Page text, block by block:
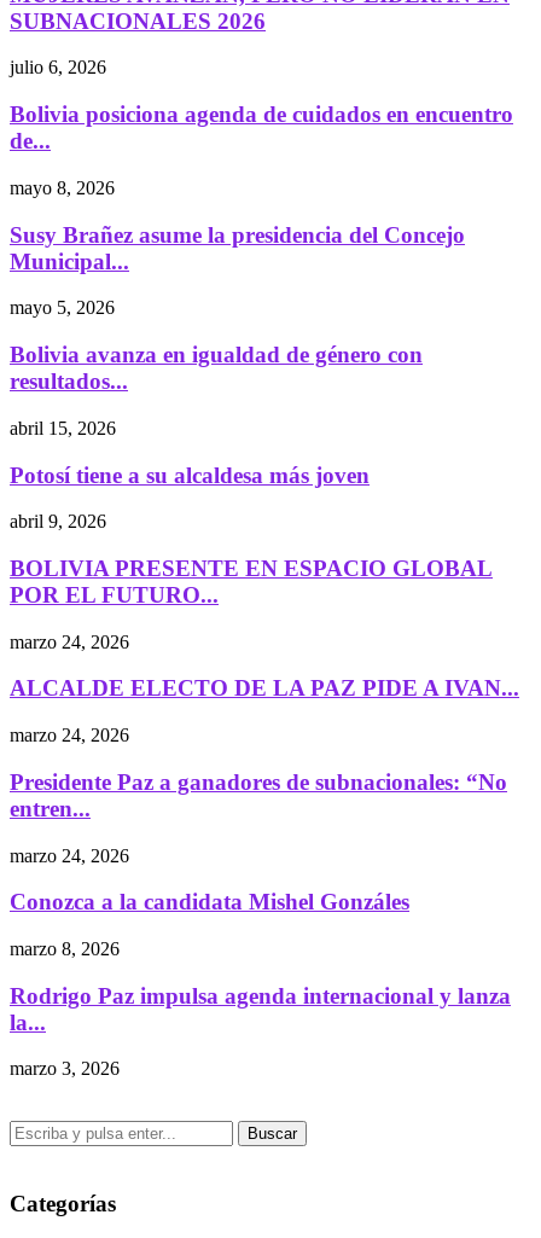
SUBNACIONALES 2026
julio 6, 2026
Bolivia posiciona agenda de cuidados en encuentro
de...
mayo 8, 2026
Susy Brañez asume la presidencia del Concejo
Municipal...
mayo 5, 2026
Bolivia avanza en igualdad de género con
resultados...
abril 15, 2026
Potosí tiene a su alcaldesa más joven
abril 9, 2026
BOLIVIA PRESENTE EN ESPACIO GLOBAL
POR EL FUTURO...
marzo 24, 2026
ALCALDE ELECTO DE LA PAZ PIDE A IVAN...
marzo 24, 2026
Presidente Paz a ganadores de subnacionales: “No
entren...
marzo 24, 2026
Conozca a la candidata Mishel Gonzáles
marzo 8, 2026
Rodrigo Paz impulsa agenda internacional y lanza
la...
marzo 3, 2026
Buscar
Categorías